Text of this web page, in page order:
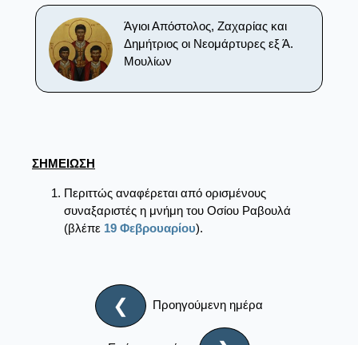
Άγιοι Απόστολος, Ζαχαρίας και
Δημήτριος οι Νεομάρτυρες εξ Ά.
Μουλίων
ΣΗΜΕΙΩΣΗ
Περιττώς αναφέρεται από ορισμένους
συναξαριστές η μνήμη του Oσίου Pαβουλά
(βλέπε 19 Φεβρουαρίου).
❮ Προηγούμενη ημέρα